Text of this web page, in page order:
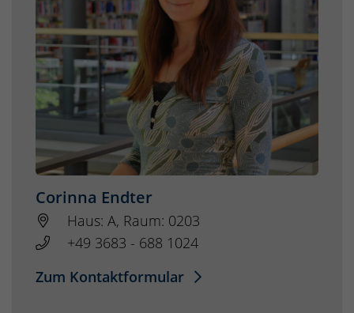
Corinna Endter
Haus: A, Raum: 0203
+49 3683 - 688 1024
Zum Kontaktformular